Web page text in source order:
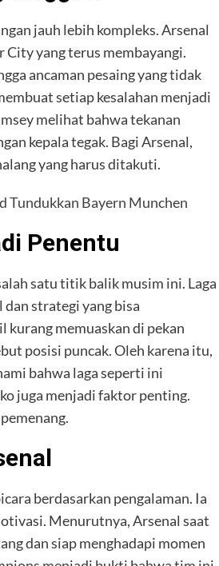
jauh lebih kompleks. Arsenal
City yang terus membayangi.
ancaman pesaing yang tidak
setiap kesalahan menjadi
melihat bahwa tekanan
kepala tegak. Bagi Arsenal,
yang harus ditakuti.
Tundukkan Bayern Munchen
Penentu
satu titik balik musim ini. Laga
strategi yang bisa
kurang memuaskan di pekan
posisi puncak. Oleh karena itu,
bahwa laga seperti ini
juga menjadi faktor penting.
berdasarkan pengalaman. Ia
Menurutnya, Arsenal saat
dan siap menghadapi momen